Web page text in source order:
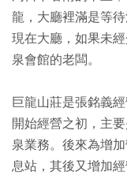
龍，大廳裡滿是等
現在大廳，如果未
泉會館的老闆。
巨龍山莊是張銘義
開始經營之初，主
泉業務。後來為增
息站，其後又增加